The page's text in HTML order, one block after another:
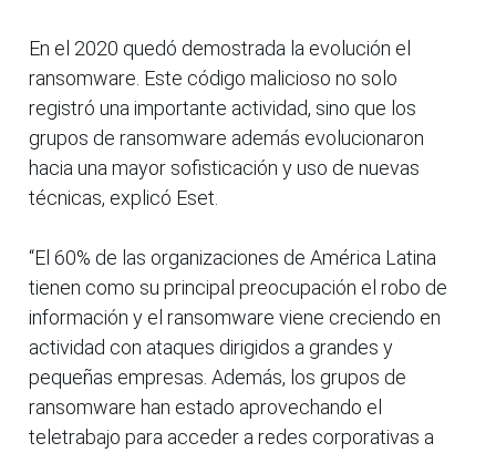
En el 2020 quedó demostrada la evolución el
ransomware. Este código malicioso no solo
registró una importante actividad, sino que los
grupos de ransomware además evolucionaron
hacia una mayor sofisticación y uso de nuevas
técnicas, explicó Eset.
“El 60% de las organizaciones de América Latina
tienen como su principal preocupación el robo de
información y el ransomware viene creciendo en
actividad con ataques dirigidos a grandes y
pequeñas empresas. Además, los grupos de
ransomware han estado aprovechando el
teletrabajo para acceder a redes corporativas a